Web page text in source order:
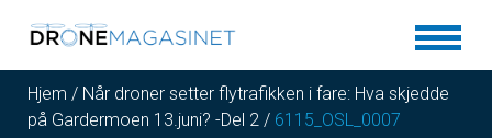
Hjem / Når droner setter flytrafikken i fare: Hva skjedde
på Gardermoen 13.juni? -Del 2 / 6115_OSL_0007